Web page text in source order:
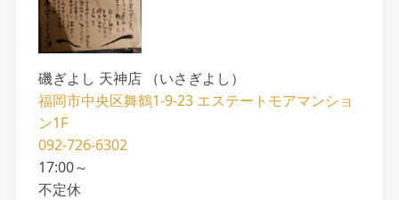
磯ぎよし 天神店 （いさぎよし）
福岡市中央区舞鶴1-9-23 エステートモアマンショ
ン1F
092-726-6302
17:00～
不定休